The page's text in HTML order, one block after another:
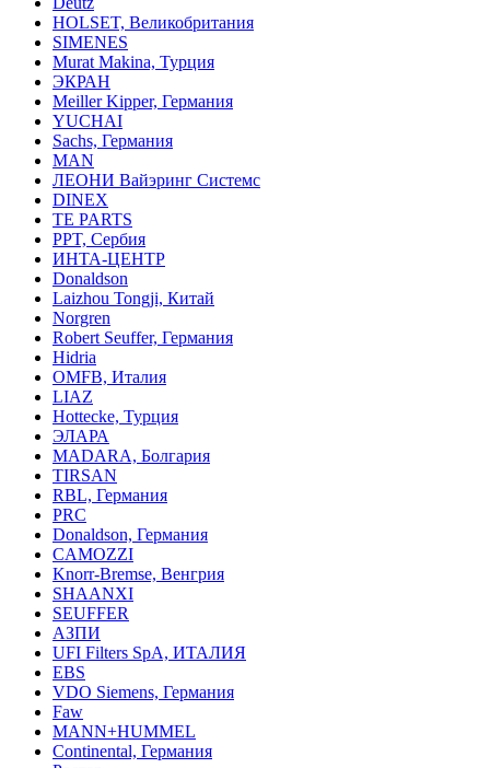
HOLSET, Великобритания
SIMENES
Murat Makina, Турция
ЭКРАН
Meiller Kipper, Германия
YUCHAI
Sachs, Германия
MAN
ЛЕОНИ Вайэринг Системс
DINEX
TE PARTS
PPT, Сербия
ИНТА-ЦЕНТР
Donaldson
Laizhou Tongji, Китай
Norgren
Robert Seuffer, Германия
Hidria
OMFB, Италия
LIAZ
Hottecke, Турция
ЭЛАРА
MADARA, Болгария
TIRSAN
RBL, Германия
PRC
Donaldson, Германия
CAMOZZI
Knorr-Bremse, Венгрия
SHAANXI
SEUFFER
АЗПИ
UFI Filters SpA, ИТАЛИЯ
EBS
VDO Siemens, Германия
Faw
MANN+HUMMEL
Continental, Германия